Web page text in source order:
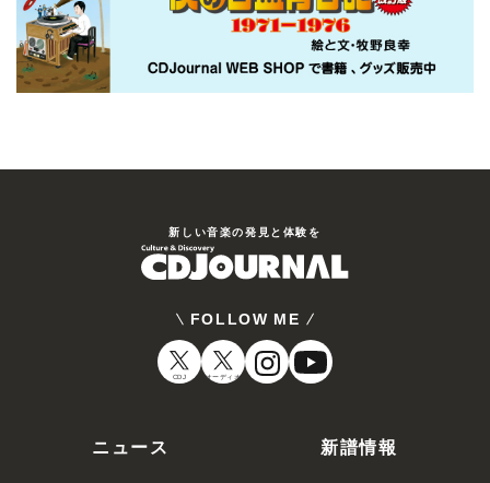
新しい⾳楽の発⾒と体験を
FOLLOW ME
CDJ オーディオ
ニュース
新譜情報